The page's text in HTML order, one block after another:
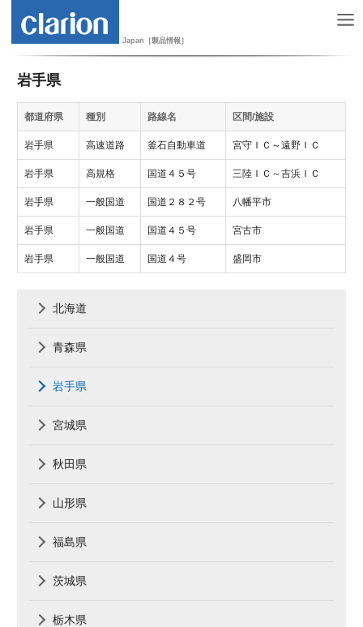
Japan［製品情報］
岩手県
都道府県 種別 路線名 区間/施設
岩手県 高速道路 釜石自動車道 宮守ＩＣ～遠野ＩＣ
岩手県 高規格 国道４５号 三陸ＩＣ～吉浜ＩＣ
岩手県 一般国道 国道２８２号 八幡平市
岩手県 一般国道 国道４５号 宮古市
岩手県 一般国道 国道４号 盛岡市
北海道
青森県
岩手県
宮城県
秋田県
山形県
福島県
茨城県
栃木県